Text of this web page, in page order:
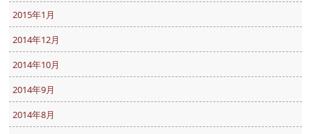
2015年1月
2014年12月
2014年10月
2014年9月
2014年8月